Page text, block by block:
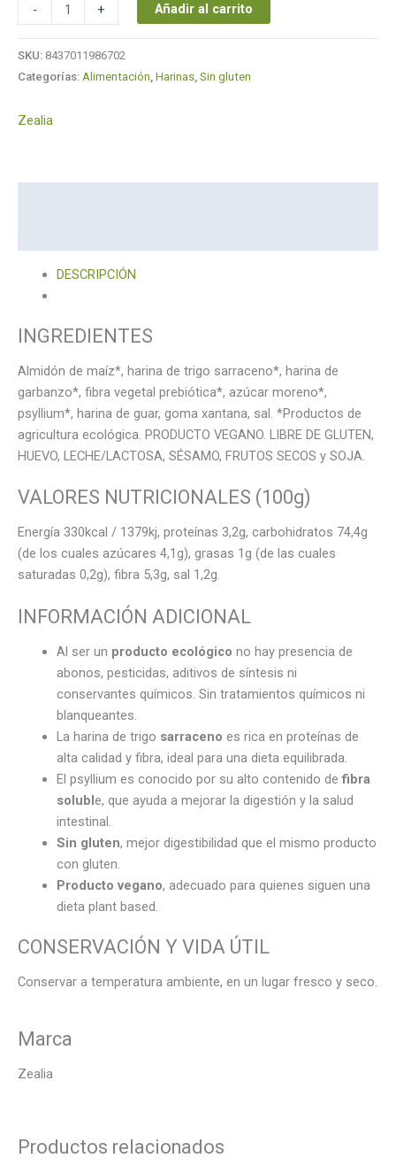
- + Añadir al carrito
SKU: 8437011986702
Categorías: Alimentación Harinas Sin gluten
Zealia
DESCRIPCIÓN
INGREDIENTES
Almidón de maíz*, harina de trigo sarraceno*, harina de
garbanzo*, fibra vegetal prebiótica*, azúcar moreno*,
psyllium*, harina de guar, goma xantana, sal. *Productos de
agricultura ecológica. PRODUCTO VEGANO. LIBRE DE GLUTEN,
HUEVO, LECHE/LACTOSA, SÉSAMO, FRUTOS SECOS y SOJA.
VALORES NUTRICIONALES (100g)
Energía 330kcal / 1379kj, proteínas 3,2g, carbohidratos 74,4g
(de los cuales azúcares 4,1g), grasas 1g (de las cuales
saturadas 0,2g), fibra 5,3g, sal 1,2g.
INFORMACIÓN ADICIONAL
Al ser un producto ecológico no hay presencia de
abonos, pesticidas, aditivos de síntesis ni
conservantes químicos. Sin tratamientos químicos ni
blanqueantes.
La harina de trigo sarraceno es rica en proteínas de
alta calidad y fibra, ideal para una dieta equilibrada.
El psyllium es conocido por su alto contenido de fibra
soluble, que ayuda a mejorar la digestión y la salud
intestinal.
Sin gluten, mejor digestibilidad que el mismo producto
con gluten.
Producto vegano, adecuado para quienes siguen una
dieta plant based.
CONSERVACIÓN Y VIDA ÚTIL
Conservar a temperatura ambiente, en un lugar fresco y seco.
Marca
Zealia
Productos relacionados